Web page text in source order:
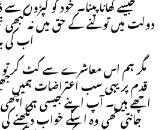
جيسے کھانا پينا۔ خود کو کپڑوں
دولت ميں تولنے کے حق ميں نہ کبھی
اب کی
قدم پر يہی سب اعتراضات ہميں
اچھے ہيں۔ آپ اپنے جيسی ہی اچھی
جانتی تھی وہ اسکے خواب ديکھنے